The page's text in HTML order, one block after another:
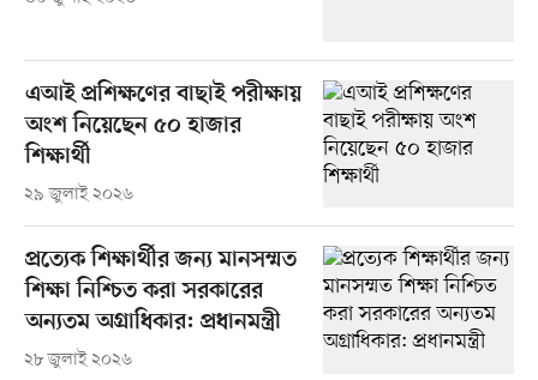
এআই প্রশিক্ষণের বাছাই পরীক্ষায়
অংশ নিয়েছেন ৫০ হাজার
শিক্ষার্থী
২৯ জুলাই ২০২৬
প্রত্যেক শিক্ষার্থীর জন্য মানসম্মত
শিক্ষা নিশ্চিত করা সরকারের
অন্যতম অগ্রাধিকার: প্রধানমন্ত্রী
২৮ জুলাই ২০২৬